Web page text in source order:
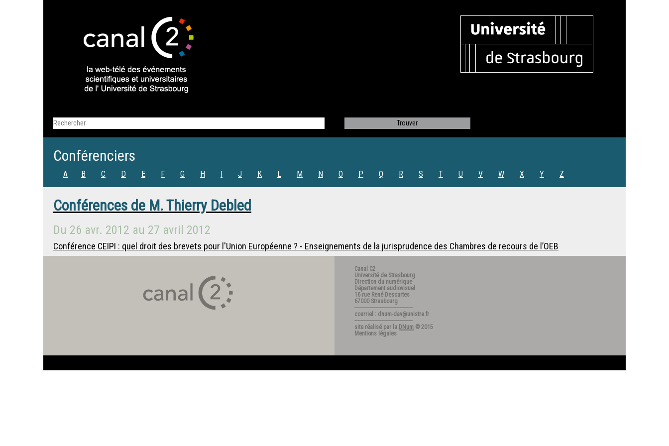
Conférenciers
A B C D E F G H I J K L M N O P Q R S T U V W X Y Z
Conférences de M.Thierry Debled
Du 26 avr. 2012 au 27 avril 2012
Conférence CEIPI : quel droit des brevets pour l'Union Européenne ? - Enseignements de la jurisprudence des Chambres de recours de l’OEB
Canal C2
Université de Strasbourg
Direction du numérique
Département audiovisuel
16 rue René Descartes
67000 Strasbourg
---------------------------------------
courriel : dnum-dav@unistra.fr
---------------------------------------
site réalisé par la DNum © 2015
Mentions légales